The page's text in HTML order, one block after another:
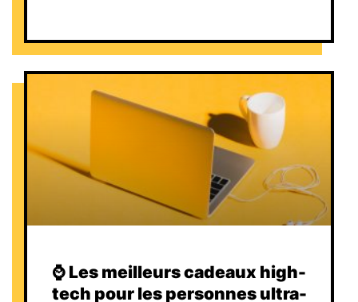
⌚️ Les meilleurs cadeaux high-
tech pour les personnes ultra-